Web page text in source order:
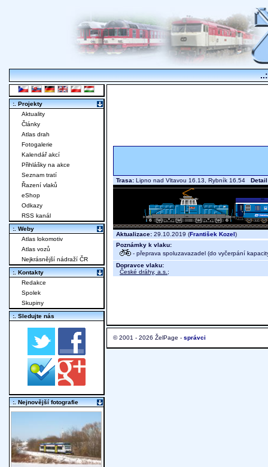
Trasa: Lipno nad Vltavou 16.13, Rybník 16.54
Aktualizace: 29.10.2019 (František Kozel)
Poznámky k vlaku:
- přeprava spoluzavazadel (do vyčerpání
Dopravce vlaku:
České dráhy, a.s. ;
© 2001 - 2026 ŽelPage - správci
:. Projekty
Aktuality
Články
Atlas drah
Fotogalerie
Kalendář akcí
Přihlášky na akce
Seznam tratí
Řazení vlaků
eShop
Odkazy
RSS kanál
:. Weby
Atlas lokomotiv
Atlas vozů
Nejkrásnější nádraží ČR
:. Kontakty
Redakce
Spolek
Skupiny
:. Sledujte nás
:. Nejnovější fotografie